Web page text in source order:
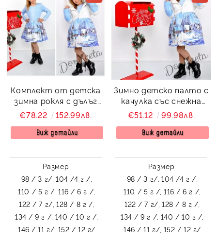
Комплект от детска
зимна рокля с дълъг
ръкав с палто с
качулка и снежна
картинка Снежана
€78.22 152.99лв.
Виж детайли
Размер
98 / 3 г/, 104 /4 г /,
110 / 5 г /, 116 / 6 г /,
122 / 7 г/, 128 / 8 г /,
134 / 9 г /, 140 / 10 г /,
146 / 11 г/, 152 / 12 г/
Зимно детско палто с
качулка със снежна
картинка за момиче
€51.12 99.98лв.
Виж детайли
Размер
98 / 3 г/, 104 /4 г /,
110 / 5 г /, 116 / 6 г /,
122 / 7 г/, 128 / 8 г /,
134 / 9 г /, 140 / 10 г /,
146 / 11 г/, 152 / 12 г/